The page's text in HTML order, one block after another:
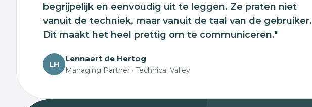
begrijpelijk en eenvoudig uit te leggen. Ze praten niet
vanuit de techniek, maar vanuit de taal van de gebruiker.
Dit maakt het heel prettig om te communiceren."
LH
Lennaert de Hertog
Managing Partner · Technical Valley